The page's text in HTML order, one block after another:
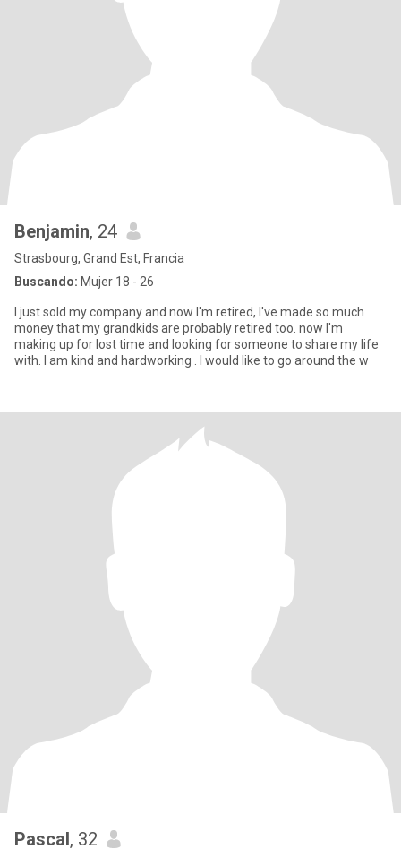
Benjamin, 24
Strasbourg, Grand Est, Francia
Buscando: Mujer 18 - 26
I just sold my company and now I'm retired, I've made so much
money that my grandkids are probably retired too. now I'm
making up for lost time and looking for someone to share my life
with. I am kind and hardworking . I would like to go around the w
Pascal, 32